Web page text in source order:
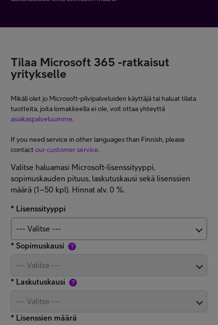
Inspiroidu
FI EN SV
Tilaa Microsoft 365 -ratkaisut
yritykselle
Mikäli olet jo Microsoft-pilvipalveluiden käyttäjä tai haluat tilata
tuotteita, joita lomakkeella ei ole, voit ottaa yhteyttä
asiakaspalveluumme.
If you need service in other languages than Finnish, please
contactour customer service.
Valitse haluamasi Microsoft-lisenssityyppi,
sopimuskauden pituus, laskutuskausi sekä lisenssien
määrä (1–50 kpl). Hinnat alv. 0 %.
* Lisenssityyppi
--- Valitse ---
* Sopimuskausi
?
--- Valitse ---
* Laskutuskausi
?
--- Valitse ---
* Lisenssien määrä